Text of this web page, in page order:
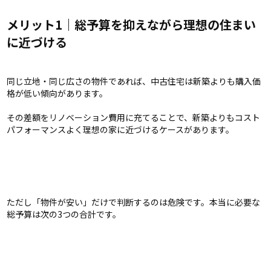
メリット1｜総予算を抑えながら理想の住まい
に近づける
同じ立地・同じ広さの物件であれば、中古住宅は新築よりも購入価
格が低い傾向があります。
その差額をリノベーション費用に充てることで、新築よりもコスト
パフォーマンスよく理想の家に近づけるケースがあります。
ただし「物件が安い」だけで判断するのは危険です。本当に必要な
総予算は次の3つの合計です。